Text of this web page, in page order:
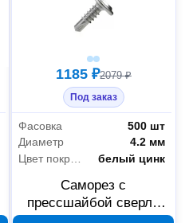
1185 ₽2079 ₽
Под заказ
Фасовка
500 шт
Диаметр
4.2 мм
Цвет покрытия
белый цинк
Саморез с
прессшайбой сверло